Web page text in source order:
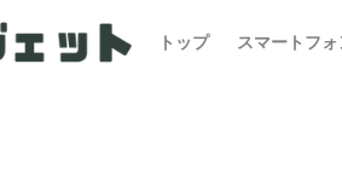
トップ スマートフォ